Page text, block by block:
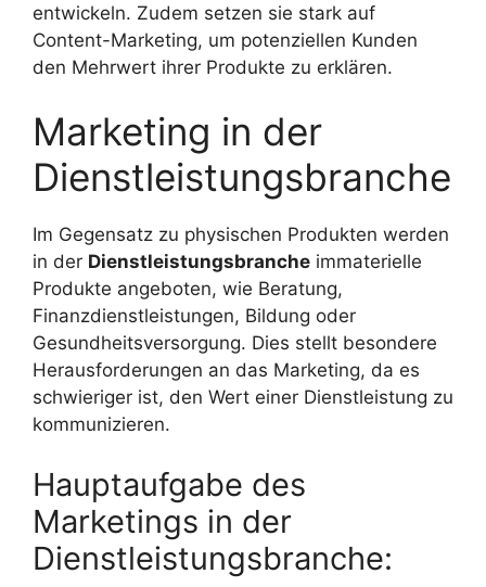
entwickeln. Zudem setzen sie stark auf
Content-Marketing, um potenziellen Kunden
den Mehrwert ihrer Produkte zu erklären.
Marketing in der
Dienstleistungsbranche
Im Gegensatz zu physischen Produkten werden
in der Dienstleistungsbranche immaterielle
Produkte angeboten, wie Beratung,
Finanzdienstleistungen, Bildung oder
Gesundheitsversorgung. Dies stellt besondere
Herausforderungen an das Marketing, da es
schwieriger ist, den Wert einer Dienstleistung zu
kommunizieren.
Hauptaufgabe des
Marketings in der
Dienstleistungsbranche: